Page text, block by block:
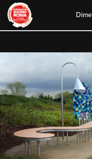
content